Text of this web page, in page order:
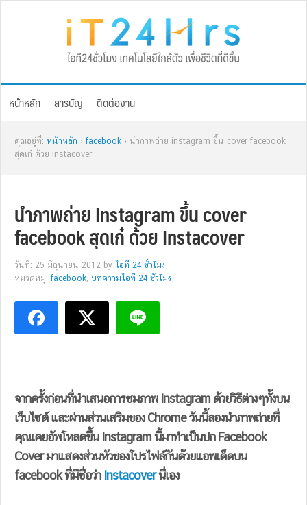
หน้าหลัก สารบัญ ติดต่องาน
คุณอยู่ที่: หน้าหลัก ›facebook › นำภาพถ่าย instagram ขึ้น cover facebook
สุดเก๋ ด้วย instacover
นำภาพถ่าย Instagram ขึ้น cover
facebook สุดเก๋ ด้วย Instacover
วันที่: 25 มิถุนายน 2012 by ไอที 24 ชั่วโมง
หมวดหมู่:facebook, บทความไอที 24 ชั่วโมง
จากครั้งก่อนที่นำเสนอการชมภาพ Instagram ด้วยวิธีต่างๆทั้งบน
เว็บไซต์ และผ่านส่วนเสริมของ Chrome วันนี้ลองนำภาพถ่ายที่
คุณเคยอัพโหลดขึ้น Instagram นี้มาทำเป็นปก Facebook
Cover มาแสดงส่วนหัวของโปรไฟล์กันด้วยแอพเด็ดบน
facebook ที่มีชื่อว่า Instacoverนี่เอง